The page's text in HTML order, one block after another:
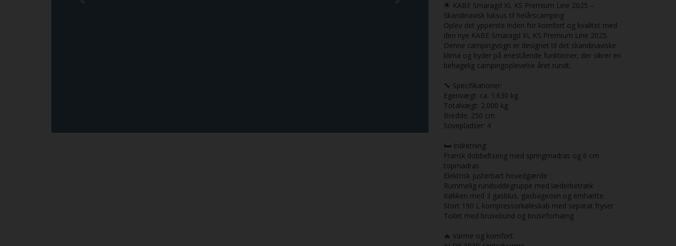
🌟 KABE Smaragd XL KS Premium Line 2025 –
Skandinavisk luksus til helårscamping
Oplev det ypperste inden for komfort og kvalitet med
den nye KABE Smaragd XL KS Premium Line 2025.
Denne campingvogn er designet til det skandinaviske
klima og byder på enestående funktioner, der sikrer en
behagelig campingoplevelse året rundt.
🔧 Specifikationer:
Egenvægt: ca. 1.630 kg
Totalvægt: 2.000 kg
Bredde: 250 cm
Sovepladser: 4
🛏️ Indretning:
Fransk dobbeltseng med springmadras og 6 cm
topmadras
Elektrisk justerbart hovedgærde
Rummelig rundsiddegruppe med læderbetræk
Køkken med 3 gasblus, gasbageovn og emhætte
Stort 190 L kompressorkøleskab med separat fryser
Toilet med brusebund og bruseforhæng
🔥 Varme og komfort: